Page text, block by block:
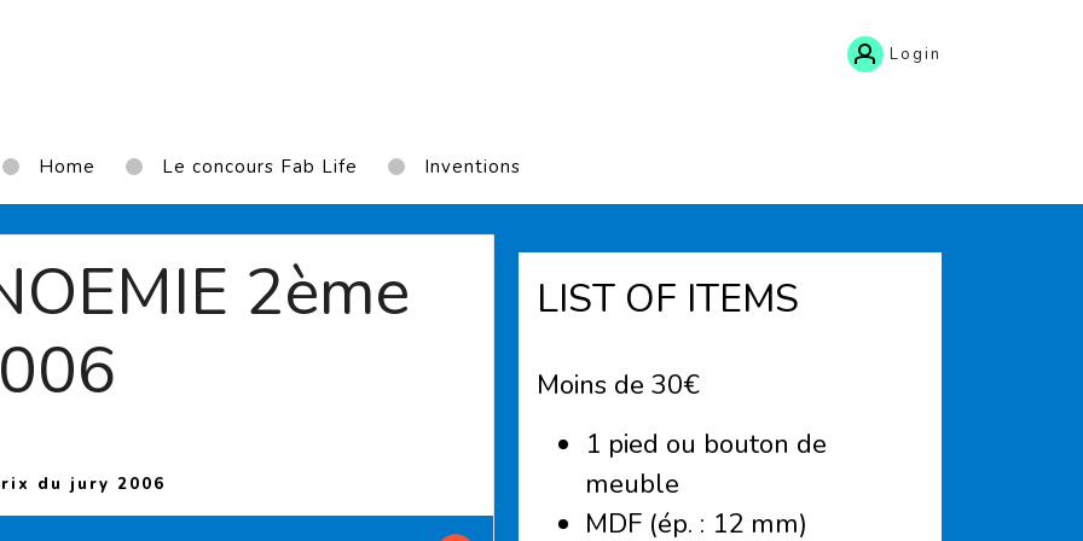
Login
Home Le concours Fab Life Inventions
2ème
du jury 2006
LIST OF ITEMS
Moins de 30€
1 pied ou bouton de
meuble
MDF (ép. : 12 mm)